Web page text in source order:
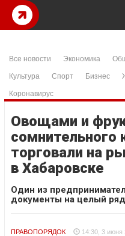
Все новости Экономика
Культура
Спорт Бизнес
Коронавирус
Овощами и
сомнительного
торговали на
в Хабаровске
Один из
документы на целый
ПРАВОПОРЯДОК 14:30, 3 июня